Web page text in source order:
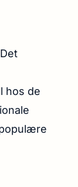
hos de